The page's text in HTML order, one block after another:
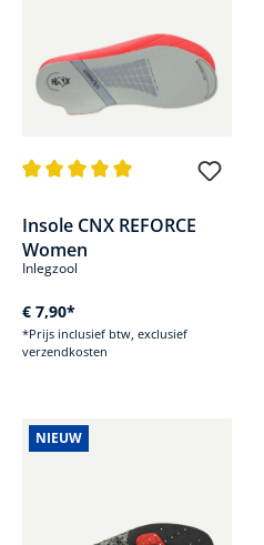
Insole CNX REFORCE
Women
Inlegzool
€ 7,90*
*Prijs inclusief btw, exclusief
verzendkosten
NIEUW